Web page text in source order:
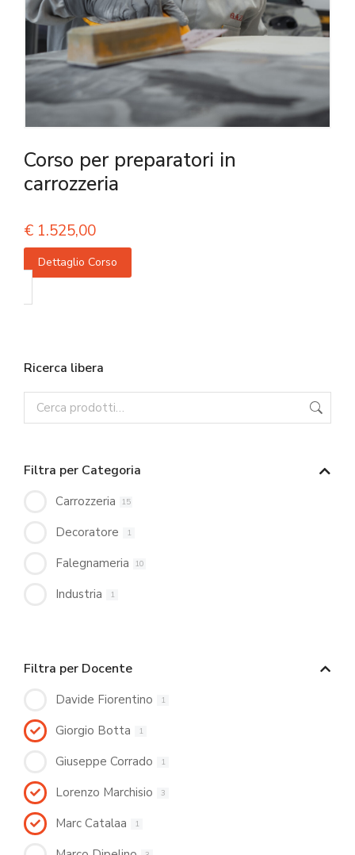
Corso per preparatori in
carrozzeria
€ 1.525,00
Dettaglio Corso
Ricerca libera
Filtra per Categoria
Carrozzeria 15
Decoratore 1
Falegnameria 10
Industria 1
Filtra per Docente
Davide Fiorentino 1
Giorgio Botta 1
Giuseppe Corrado 1
Lorenzo Marchisio 3
Marc Catalaa 1